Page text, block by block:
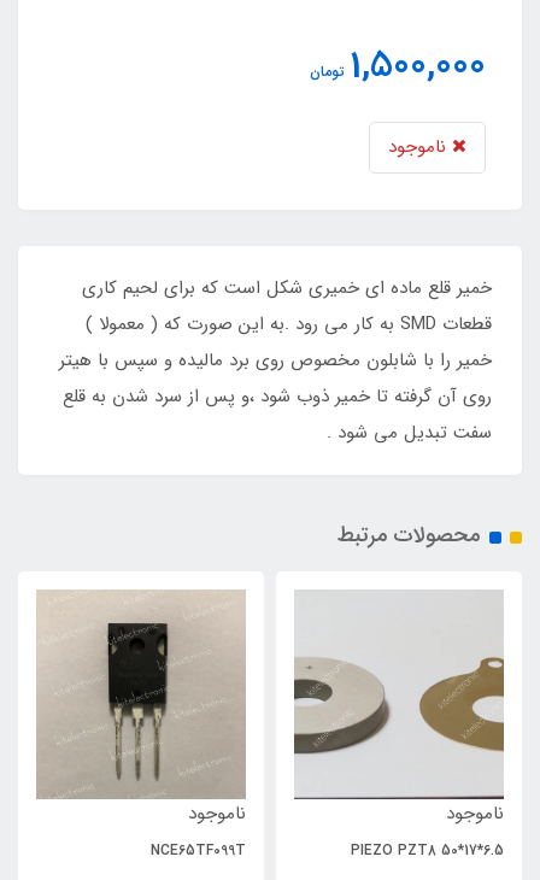
1,500,000 تومان
ناموجود
خمیر قلع ماده ای خمیری شکل است که برای لحیم کاری
قطعات SMD به کار می رود .به این صورت که ( معمولا )
خمیر را با شابلون مخصوص روی برد مالیده و سپس با هیتر
روی آن گرفته تا خمیر ذوب شود ،و پس از سرد شدن به قلع
سفت تبدیل می شود .
محصولات مرتبط
ناموجود
PIEZO PZT8 50*17*6.5
ناموجود
NCE65TF099T